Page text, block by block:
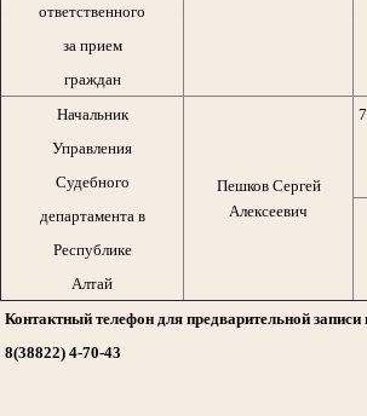
ответственного
за прием
граждан
Начальник
Управления
Судебного
департамента в
Республике
Алтай
Пешков Сергей
Алексеевич
Контактный телефон для предварительной записи
8(38822) 4-70-43